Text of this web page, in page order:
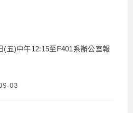
(五)中午12:15至F401系辦公室報
03